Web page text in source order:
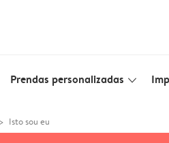
Prendas personalizadas slim_arrow_down
Isto sou eu